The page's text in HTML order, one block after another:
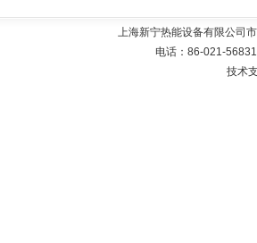
上海新宁热能设备有限公司
电话：86-021-
技术